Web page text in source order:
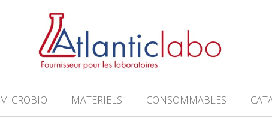
MICROBIO MATERIELS CONSOMMABLES